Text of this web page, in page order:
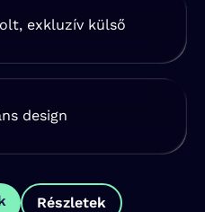
exkluzív külső
design
Részletek